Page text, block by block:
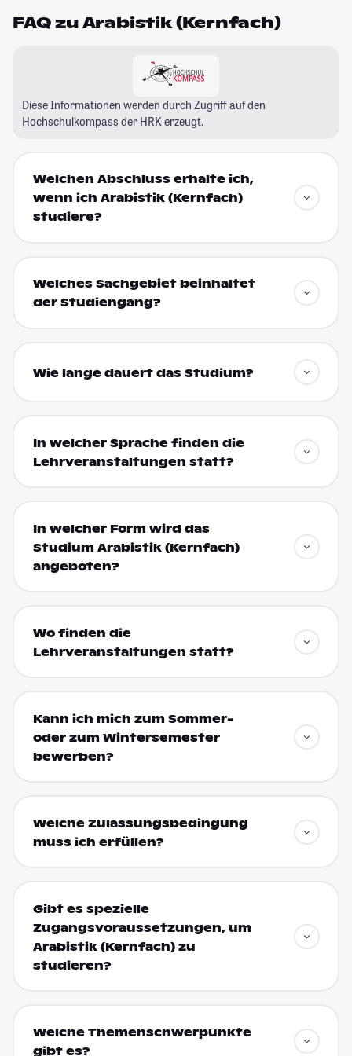
FAQ zu Arabistik (Kernfach)
Diese Informationen werden durch Zugriff auf den
Hochschulkompass der HRK erzeugt.
Welchen Abschluss erhalte ich,
wenn ich Arabistik (Kernfach)
studiere?
Welches Sachgebiet beinhaltet
der Studiengang?
Wie lange dauert das Studium?
In welcher Sprache finden die
Lehrveranstaltungen statt?
In welcher Form wird das
Studium Arabistik (Kernfach)
angeboten?
Wo finden die
Lehrveranstaltungen statt?
Kann ich mich zum Sommer-
oder zum Wintersemester
bewerben?
Welche Zulassungsbedingung
muss ich erfüllen?
Gibt es spezielle
Zugangsvoraussetzungen, um
Arabistik (Kernfach) zu
studieren?
Welche Themenschwerpunkte
gibt es?